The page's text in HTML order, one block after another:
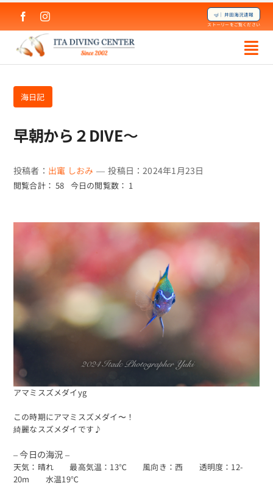
content
🤿｜井田海況速報
ストーリーをご覧ください
海日記
早朝から２DIVE〜
投稿者： 出竃 しおみ — 投稿日：2024年1月23日
閲覧合計： 58 今日の閲覧数： 1
アマミスズメダイyg
この時期にアマミスズメダイ〜！
綺麗なスズメダイです♪
– 今日の海況 –
天気：晴れ 最高気温：13℃ 風向き：西 透明度：12-
20m 水温19℃